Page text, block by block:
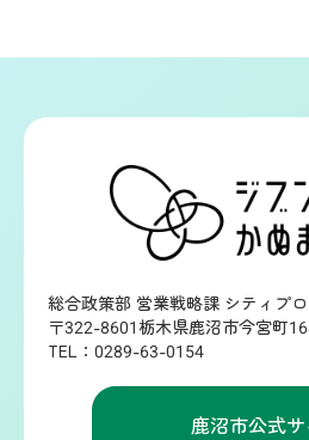
総合政策部 営業戦略課 シティプ
〒322-8601栃木県鹿沼市今宮町
TEL：0289-63-0154
鹿沼市公式サ